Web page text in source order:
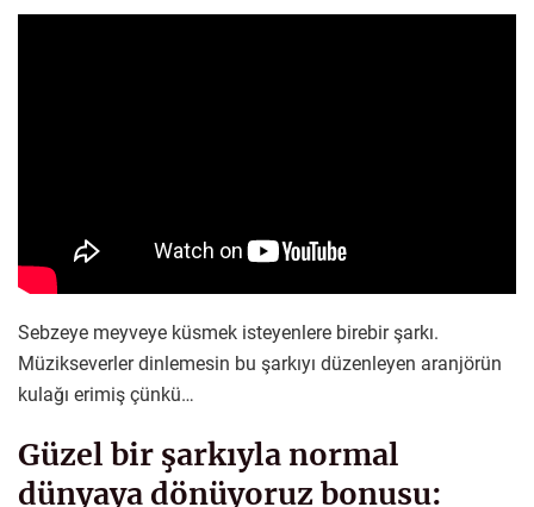
Sebzeye meyveye küsmek isteyenlere birebir şarkı.
Müzikseverler dinlemesin bu şarkıyı düzenleyen aranjörün
kulağı erimiş çünkü…
Güzel bir şarkıyla normal
dünyaya dönüyoruz bonusu: